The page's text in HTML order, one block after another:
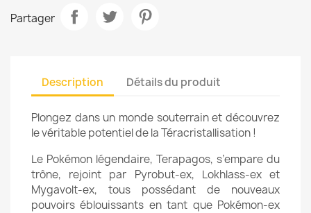
Partager
Description Détails du produit
Plongez dans un monde souterrain et découvrez
le véritable potentiel de la Téracristallisation !
Le Pokémon légendaire, Terapagos, s’empare du
trône, rejoint par Pyrobut-ex, Lokhlass-ex et
Mygavolt-ex, tous possédant de nouveaux
pouvoirs éblouissants en tant que Pokémon-ex